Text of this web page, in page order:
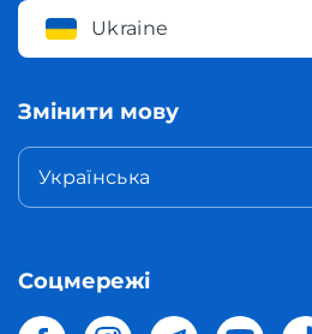
Ukraine
Змінити мову
Українська
Соцмережі